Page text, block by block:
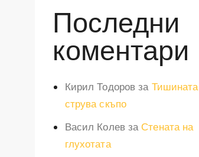
Последни
коментари
Кирил Тодоров за Тишината
струва скъпо
Васил Колевза Стената на
глухотата